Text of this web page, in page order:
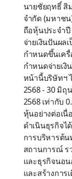
นายชัยฤทธิ์ สิ
จำกัด (มหาชน
ถือหุ้นประจำปี
จ่ายเงินปันผล
กำหนดขึ้นเครื่
กำหนดจ่ายเ
หน้านี้บริษัทฯ
2568 - 30 มิถุ
2568 เท่ากับ
หุ้นอย่างต่อเนื่
ดำเนินธุรกิจ
การบริหารต้
สถานการณ์ ร
และธุรกิจนอ
และสร้างการ